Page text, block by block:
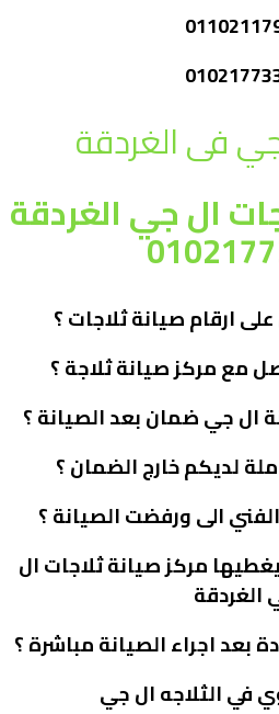
فى الغردقة
ال جي الغردقة
ارقام صيانة ثلاجات ؟
مع مركز صيانة ثلاجة ؟
ال جي ضمان بعد الصيانة ؟
لديكم خارج الضمان ؟
الى ورفضت الصيانة ؟
مركز صيانة ثلاجات ال
الغردقة
بعد اجراء الصيانة مباشرة ؟
في الثلاجه ال جي